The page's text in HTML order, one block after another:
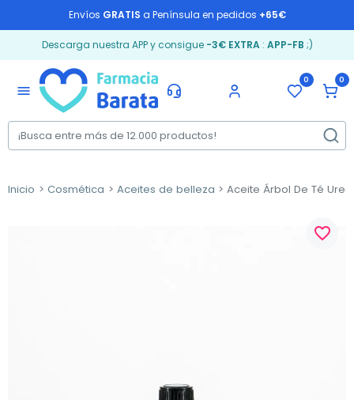
Envíos GRATIS a Península en pedidos +65€
Descarga nuestra APP y consigue -3€ EXTRA: APP-FB ;)
menu
0 0
Inicio Cosmética Aceites de belleza Aceite Árbol De Té
favorite_border